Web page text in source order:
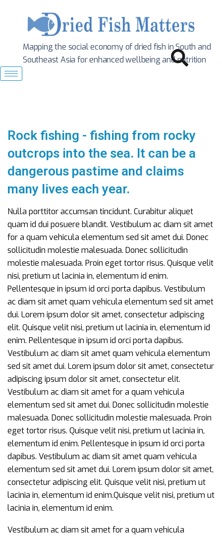
Mapping the social economy of dried fish in South and
Southeast Asia for enhanced wellbeing and nutrition
Rock fishing - fishing from rocky
outcrops into the sea. It can be a
dangerous pastime and claims
many lives each year.
Nulla porttitor accumsan tincidunt. Curabitur aliquet
quam id dui posuere blandit. Vestibulum ac diam sit amet
for a quam vehicula elementum sed sit amet dui. Donec
sollicitudin molestie malesuada. Donec sollicitudin
molestie malesuada. Proin eget tortor risus. Quisque velit
nisi, pretium ut lacinia in, elementum id enim.
Pellentesque in ipsum id orci porta dapibus. Vestibulum
ac diam sit amet quam vehicula elementum sed sit amet
dui. Lorem ipsum dolor sit amet, consectetur adipiscing
elit. Quisque velit nisi, pretium ut lacinia in, elementum id
enim. Pellentesque in ipsum id orci porta dapibus.
Vestibulum ac diam sit amet quam vehicula elementum
sed sit amet dui. Lorem ipsum dolor sit amet, consectetur
adipiscing ipsum dolor sit amet, consectetur elit.
Vestibulum ac diam sit amet for a quam vehicula
elementum sed sit amet dui. Donec sollicitudin molestie
malesuada. Donec sollicitudin molestie malesuada. Proin
eget tortor risus. Quisque velit nisi, pretium ut lacinia in,
elementum id enim. Pellentesque in ipsum id orci porta
dapibus. Vestibulum ac diam sit amet quam vehicula
elementum sed sit amet dui. Lorem ipsum dolor sit amet,
consectetur adipiscing elit. Quisque velit nisi, pretium ut
lacinia in, elementum id enim.Quisque velit nisi, pretium ut
lacinia in, elementum id enim.
Vestibulum ac diam sit amet for a quam vehicula